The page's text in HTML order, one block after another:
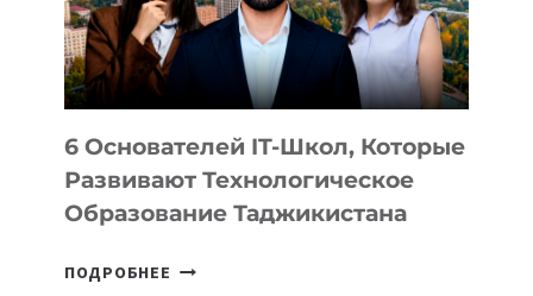
ОТ
OPENAI
6 Основателей IT-Школ, Которые
Развивают Технологическое
Образование Таджикистана
ПОДРОБНЕЕ